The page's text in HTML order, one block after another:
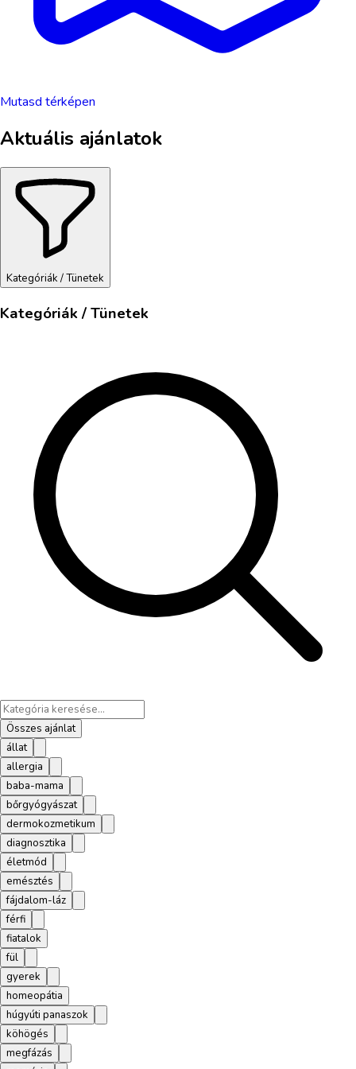
Mutasd térképen
Aktuális ajánlatok
Kategóriák / Tünetek
Kategóriák / Tünetek
Összes ajánlat
állat
allergia
baba-mama
bőrgyógyászat
dermokozmetikum
diagnosztika
életmód
emésztés
fájdalom-láz
férfi
fiatalok
fül
gyerek
homeopátia
húgyúti panaszok
köhögés
megfázás